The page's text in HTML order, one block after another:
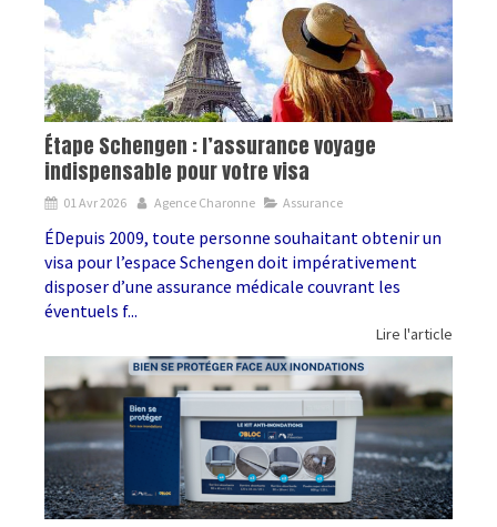
Étape Schengen : l’assurance voyage
indispensable pour votre visa
01 Avr 2026 Agence Charonne Assurance
ÉDepuis 2009, toute personne souhaitant obtenir un
visa pour l’espace Schengen doit impérativement
disposer d’une assurance médicale couvrant les
éventuels f...
Lire l'article